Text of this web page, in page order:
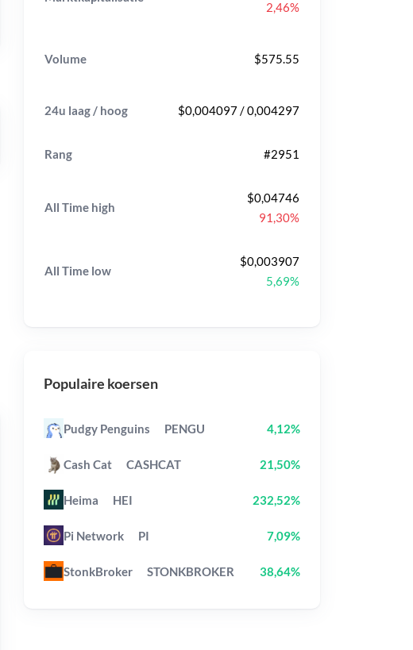
2,46%
Volume $575.55
24u laag / hoog $0,004097 / 0,004297
Rang #2951
All Time high
$0,04746
91,30%
All Time low
$0,003907
5,69%
Populaire koersen
Pudgy Penguins PENGU 4,12%
Cash Cat CASHCAT 21,50%
Heima HEI 232,52%
Pi Network PI 7,09%
StonkBroker STONKBROKER 38,64%